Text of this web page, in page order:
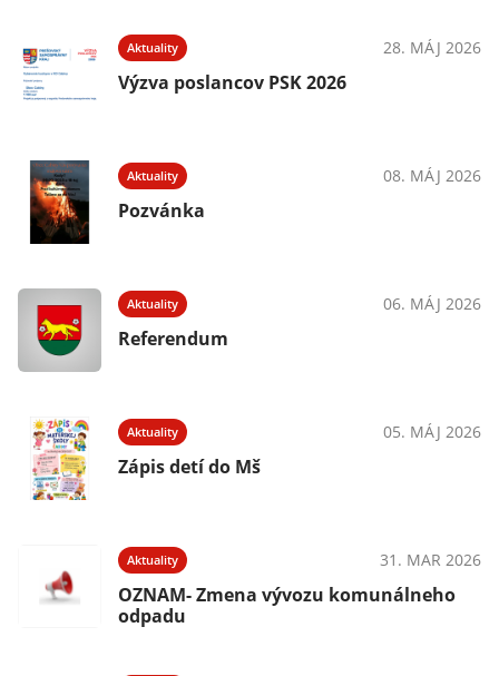
Aktuality 28. MÁJ 2026
Výzva poslancov PSK 2026
Aktuality 08. MÁJ 2026
Pozvánka
Aktuality 06. MÁJ 2026
Referendum
Aktuality 05. MÁJ 2026
Zápis detí do Mš
Aktuality 31. MAR 2026
OZNAM- Zmena vývozu komunálneho
odpadu